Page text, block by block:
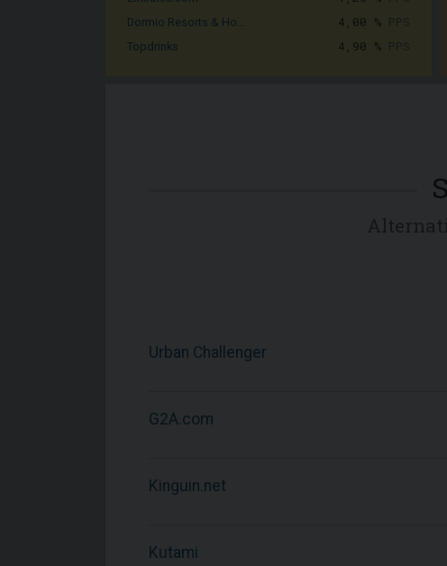
Dormio Resorts & Ho... 4,00 %
Topdrinks 4,90 %
Urban Challenger
G2A.com
Kinguin.net
Kutami